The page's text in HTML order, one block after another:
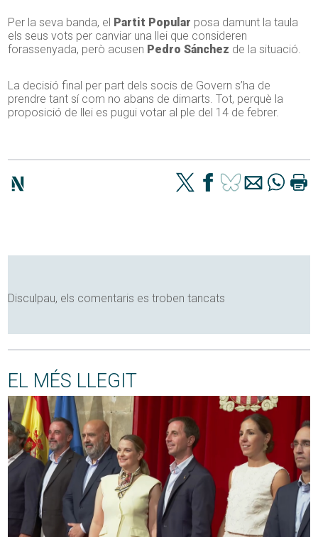
Per la seva banda, el Partit Popular posa damunt la taula
els seus vots per canviar una llei que consideren
forassenyada, però acusen Pedro Sánchez de la situació.
La decisió final per part dels socis de Govern s’ha de
prendre tant sí com no abans de dimarts. Tot, perquè la
proposició de llei es pugui votar al ple del 14 de febrer.
Disculpau, els comentaris es troben tancats
EL MÉS LLEGIT